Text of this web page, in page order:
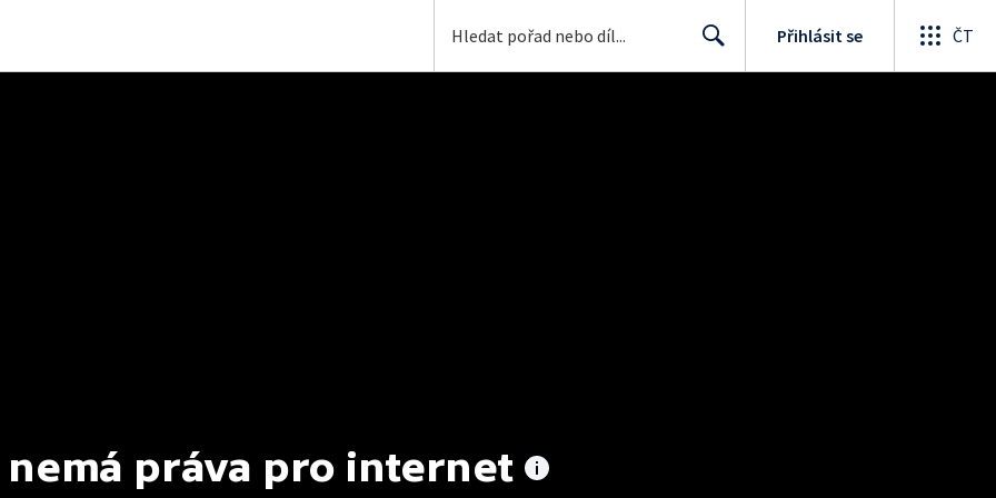
Přihlásit se ČT
nemá práva pro internet